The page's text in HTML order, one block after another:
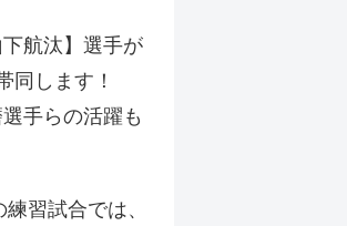
航汰】選手が
同します！
手らの活躍も
習試合では、